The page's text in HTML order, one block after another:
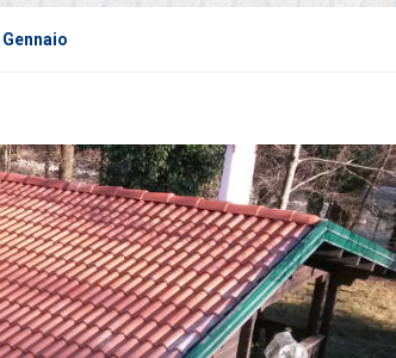
Gennaio